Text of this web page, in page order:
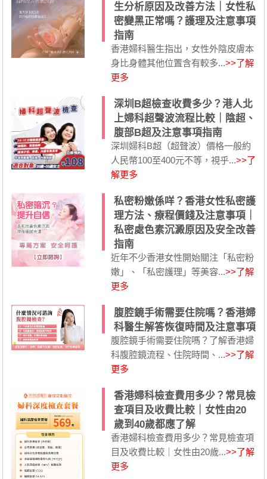
生分析原因及改善方法｜女性私
密變黑正常嗎？護理及注意事項
指南
香港婦科醫生指出，女性外陰皮膚本
身比身體其他位置含有較多...>>了解
更多
深圳B超檢查收費多少？港人北
上婦科超聲波流程比較｜陰超、
腹部B超及注意事項指南
深圳婦科B超（超聲波）價格一般約
人民幣100至400元不等，視乎...>>了
解更多
私密粉嫩係咩？香港女性私密護
理方法、療程價錢及注意事項｜
私密處色素沉澱原因及安全改善
指南
近年不少香港女性開始關注「私密粉
嫩」、「私密護理」等美容...>>了解
更多
腹腔鏡手術需要住院嗎？香港婦
科醫生解答恢復時間及注意事項
腹腔鏡手術需要住院嗎？了解香港婦
科腹腔鏡流程、住院時間、...>>了解
更多
香港婦科檢查費用多少？常見檢
查項目及收費比較｜女性由20
歲到40歲都應了解
香港婦科檢查費用多少？常見檢查項
目及收費比較｜女性由20歲...>>了解
更多